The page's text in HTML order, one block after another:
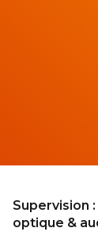
Supervision
optique &